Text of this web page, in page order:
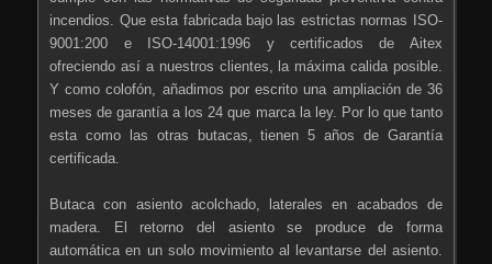
incendios. Que esta fabricada bajo las estrictas normas ISO-
9001:200 e ISO-14001:1996 y certificados de Aitex
ofreciendo así a nuestros clientes, la máxima calida posible.
Y como colofón, añadimos por escrito una ampliación de 36
meses de garantía a los 24 que marca la ley. Por lo que tanto
esta como las otras butacas, tienen 5 años de Garantía
certificada.
Butaca con asiento acolchado, laterales en acabados de
madera. El retorno del asiento se produce de forma
automática en un solo movimiento al levantarse del asiento.